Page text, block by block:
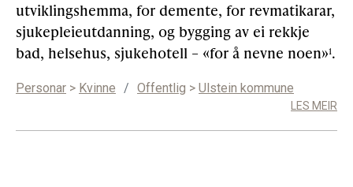
utviklingshemma, for demente, for revmatikarar,
sjukepleieutdanning, og bygging av ei rekkje
bad, helsehus, sjukehotell – «for å nevne noen»1.
Personar > Kvinne / Offentlig > Ulstein kommune
LES MEIR